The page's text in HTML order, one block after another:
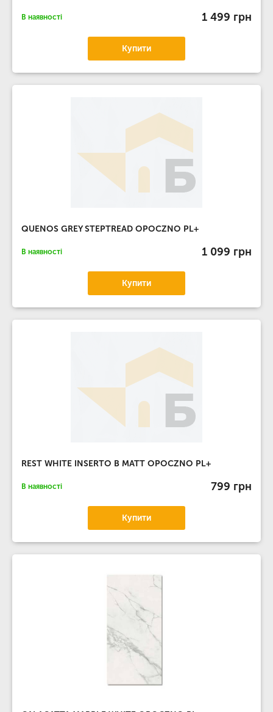
В наявності 1 499 грн
Купити
QUENOS GREY STEPTREAD OPOCZNO PL+
В наявності 1 099 грн
Купити
REST WHITE INSERTO B MATT OPOCZNO PL+
В наявності 799 грн
Купити